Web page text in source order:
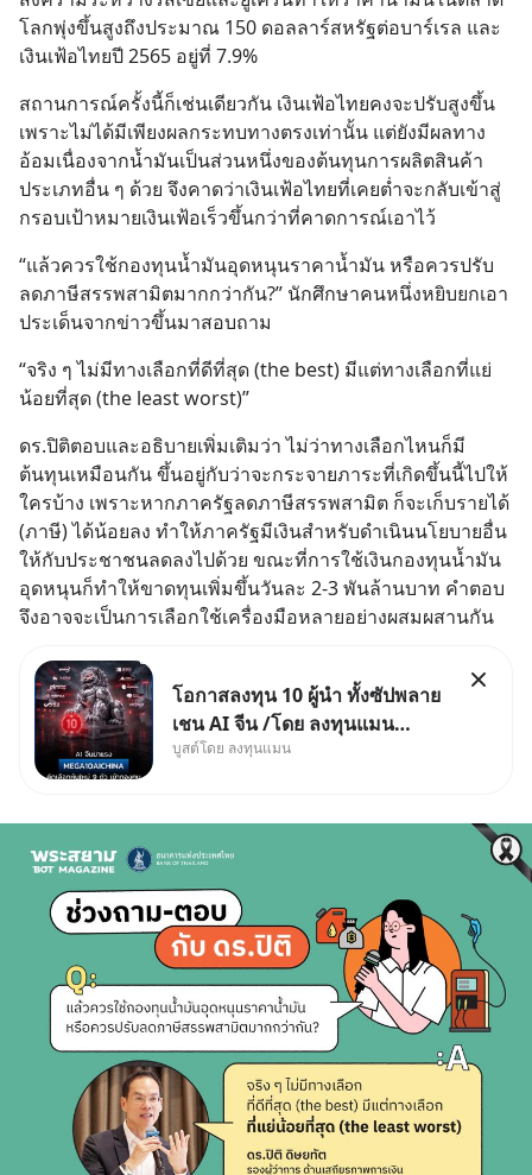
โลกพุ่งขึ้นสูงถึงประมาณ 150 ดอลลาร์สหรัฐต่อบาร์เรล และ
เงินเฟ้อไทยปี 2565 อยู่ที่ 7.9%
สถานการณ์ครั้งนี้ก็เช่นเดียวกัน เงินเฟ้อไทยคงจะปรับสูงขึ้น
เพราะไม่ได้มีเพียงผลกระทบทางตรงเท่านั้น แต่ยังมีผลทาง
อ้อมเนื่องจากน้ำมันเป็นส่วนหนึ่งของต้นทุนการผลิตสินค้า
ประเภทอื่น ๆ ด้วย จึงคาดว่าเงินเฟ้อไทยที่เคยต่ำจะกลับเข้าสู่
กรอบเป้าหมายเงินเฟ้อเร็วขึ้นกว่าที่คาดการณ์เอาไว้
“แล้วควรใช้กองทุนน้ำมันอุดหนุนราคาน้ำมัน หรือควรปรับ
ลดภาษีสรรพสามิตมากกว่ากัน?” นักศึกษาคนหนึ่งหยิบยกเอา
ประเด็นจากข่าวขึ้นมาสอบถาม
“จริง ๆ ไม่มีทางเลือกที่ดีที่สุด (the best) มีแต่ทางเลือกที่แย่
น้อยที่สุด (the least worst)”
ดร.ปิติตอบและอธิบายเพิ่มเติมว่า ไม่ว่าทางเลือกไหนก็มี
ต้นทุนเหมือนกัน ขึ้นอยู่กับว่าจะกระจายภาระที่เกิดขึ้นนี้ไปให้
ใครบ้าง เพราะหากภาครัฐลดภาษีสรรพสามิต ก็จะเก็บรายได้
(ภาษี) ได้น้อยลง ทำให้ภาครัฐมีเงินสำหรับดำเนินนโยบายอื่น
ให้กับประชาชนลดลงไปด้วย ขณะที่การใช้เงินกองทุนน้ำมัน
อุดหนุนก็ทำให้ขาดทุนเพิ่มขึ้นวันละ 2-3 พันล้านบาท คำตอบ
จึงอาจจะเป็นการเลือกใช้เครื่องมือหลายอย่างผสมผสานกัน
โอกาสลงทุน 10 ผู้นำ ทั้งซัปพลาย
เชน AI จีน /โดย ลงทุนแมน
✅ลงทุนตรง คัด 10 ผู้นำเน้น ๆ ใน
หน่วยความจำ โมเดล
บูสต์โดย ลงทุนแมน